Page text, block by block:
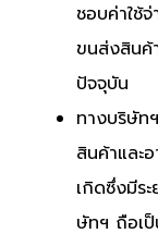
ชอบค่าใช้
ขนส่งสินค้
ปัจจุบัน
ทางบริษัท
สินค้าและ
เกิดซึ่งมีร
ษัทฯ ถือเ